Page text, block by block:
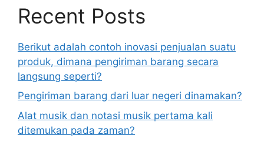
Recent Posts
Berikut adalah contoh inovasi penjualan suatu
produk, dimana pengiriman barang secara
langsung seperti?
Pengiriman barang dari luar negeri dinamakan?
Alat musik dan notasi musik pertama kali
ditemukan pada zaman?